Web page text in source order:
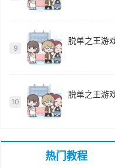
9
脱单之王游
10
脱单之王游
热门教程